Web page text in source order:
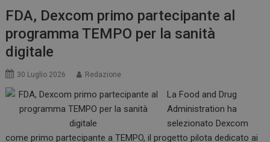
FDA, Dexcom primo partecipante al
programma TEMPO per la sanità
digitale
30 Luglio 2026 Redazione
La Food and Drug
Administration ha
selezionato Dexcom
come primo partecipante a TEMPO, il progetto pilota dedicato ai
__Secure-YNID